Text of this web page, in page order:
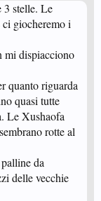
3 stelle. Le
giocheremo i
mi dispiacciono
quanto riguarda
quasi tutte
Le Xushaofa
rotte al
da
delle vecchie